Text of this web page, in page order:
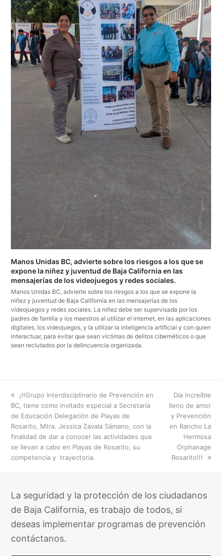
Manos Unidas BC, advierte sobre los riesgos a los que se
expone la niñez y juventud de Baja California en las
mensajerías de los videojuegos y redes sociales.
Manos Unidas BC, advierte sobre los riesgos a los que se expone la
niñez y juventud de Baja California en las mensajerías de los
videojuegos y redes sociales. La niñez debe ser supervisada por los
padres de familia y los maestros al utilizar el internet, en las aplicaciones
digitales, los videojuegos, y la utilizar la inteligencia artificial y con quien
interactuar, para evitar que sean víctimas de delitos cibernéticos o que
sean reclutados por la delincuencia organizada.
previous
post:
¡!!Grupo Interdisciplinario de Prevención en
BC, tiene como invitado especial a Secretaría
de Educación Delegación de Playas de
Rosarito, Mtra. Jessica Zavala Sámano, con la
finalidad de dar a conocer las actividades que
se llevan a cabo en Playas de Rosarito, su
competencia y trayectoria.
next
post:
Día increíble
lleno de amor
y Prevención
en Rancho La
Hermosa
Orphanage
Rosarito!!!
La seguridad y la protección de los ciudadanos
de Baja California, es trabajo de todos, si
deseas implementar programas de prevención
contáctanos.